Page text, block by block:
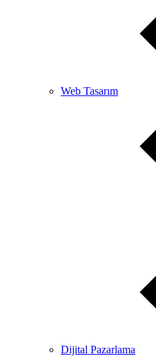
Web Tasarım
Dijital Pazarlama